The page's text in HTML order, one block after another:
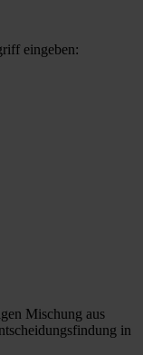
eingeben:
Mischung aus
in